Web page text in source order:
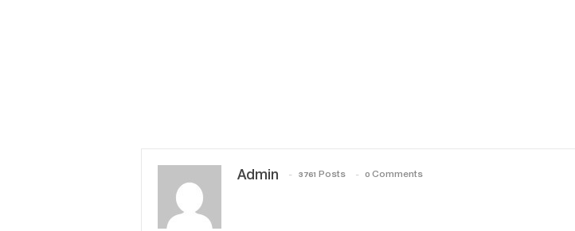
Admin 3761 Posts 0 Comments